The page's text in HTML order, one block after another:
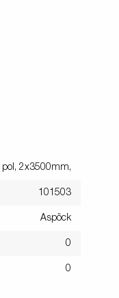
pol, 2x3500mm,
101503
Aspöck
0
0